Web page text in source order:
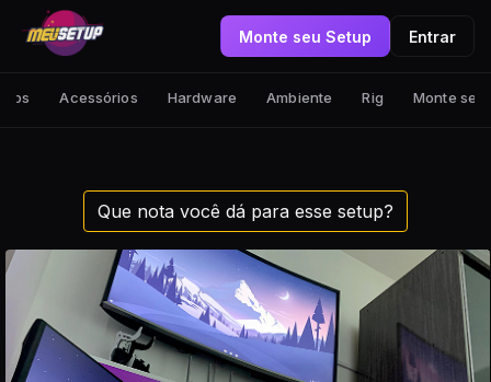
Monte seu Setup Entrar
Acessórios Hardware Ambiente Rig Monte seu
Que nota você dá para esse setup?